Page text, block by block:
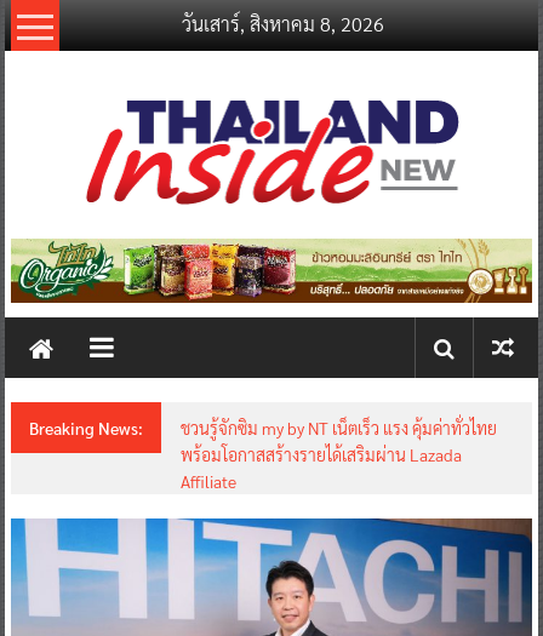
Skip
to
วันเสาร์, สิงหาคม 8, 2026
thailandinsidenew.com
Thailand
New
Breaking News:
ชวนรู้จักซิม my by NT เน็ตเร็ว แรง คุ้มค่าทั่วไทย
พร้อมโอกาสสร้างรายได้เสริมผ่าน Lazada
Affiliate